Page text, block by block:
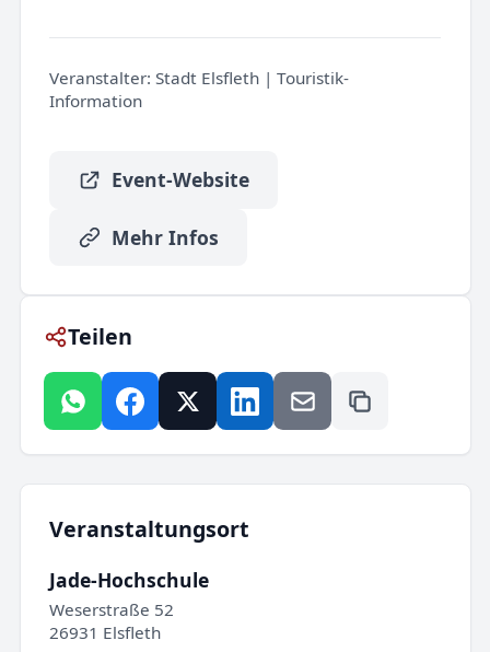
Veranstalter: Stadt Elsfleth | Touristik-
Information
Event-Website
Mehr Infos
Teilen
Veranstaltungsort
Jade-Hochschule
Weserstraße 52
26931 Elsfleth